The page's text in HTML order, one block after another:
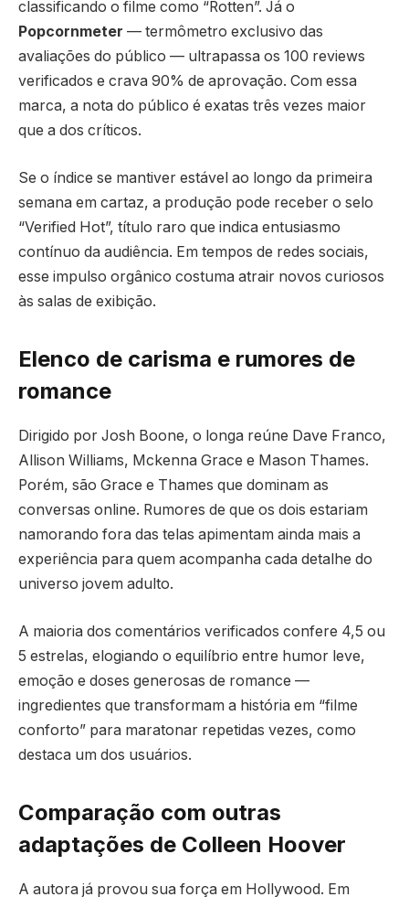
classificando o filme como “Rotten”. Já o
Popcornmeter — termômetro exclusivo das
avaliações do público — ultrapassa os 100 reviews
verificados e crava 90% de aprovação. Com essa
marca, a nota do público é exatas três vezes maior
que a dos críticos.
Se o índice se mantiver estável ao longo da primeira
semana em cartaz, a produção pode receber o selo
“Verified Hot”, título raro que indica entusiasmo
contínuo da audiência. Em tempos de redes sociais,
esse impulso orgânico costuma atrair novos curiosos
às salas de exibição.
Elenco de carisma e rumores de
romance
Dirigido por Josh Boone, o longa reúne Dave Franco,
Allison Williams, Mckenna Grace e Mason Thames.
Porém, são Grace e Thames que dominam as
conversas online. Rumores de que os dois estariam
namorando fora das telas apimentam ainda mais a
experiência para quem acompanha cada detalhe do
universo jovem adulto.
A maioria dos comentários verificados confere 4,5 ou
5 estrelas, elogiando o equilíbrio entre humor leve,
emoção e doses generosas de romance —
ingredientes que transformam a história em “filme
conforto” para maratonar repetidas vezes, como
destaca um dos usuários.
Comparação com outras
adaptações de Colleen Hoover
A autora já provou sua força em Hollywood. Em